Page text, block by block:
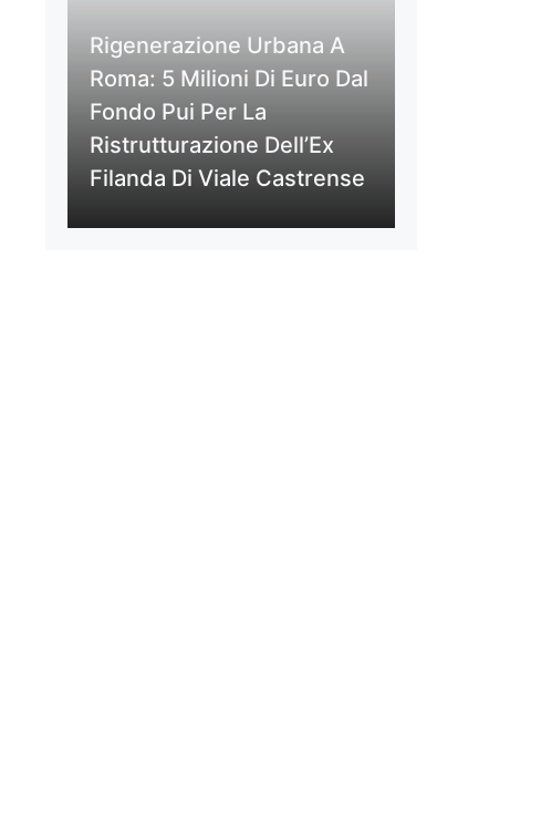
Rigenerazione Urbana A
Roma: 5 Milioni Di Euro Dal
Fondo Pui Per La
Ristrutturazione Dell’Ex
Filanda Di Viale Castrense